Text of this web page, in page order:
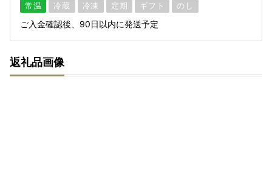
常温 冷蔵 冷凍 定期 ギフト のし
ご入金確認後、90日以内に発送予定
返礼品画像